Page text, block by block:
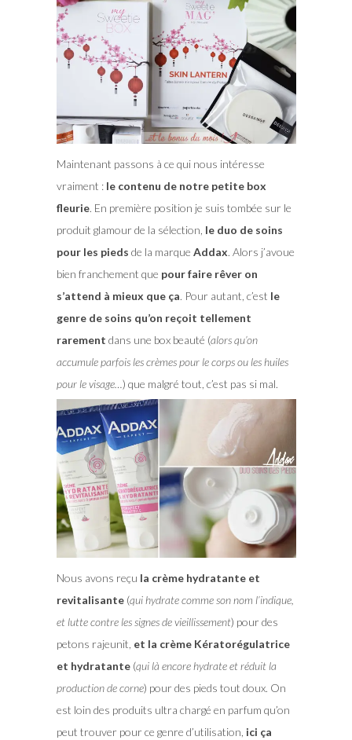
Maintenant passons à ce qui nous intéresse
vraiment :le contenu de notre petite box
fleurie. En première position je suis tombée sur le
produit glamour de la sélection, le duo de soins
pour les pieds de la marque Addax. Alors j’avoue
bien franchement que pour faire rêver on
s’attend à mieux que ça. Pour autant, c’est le
genre de soins qu’on reçoit tellement
rarement dans une box beauté (alors qu’on
accumule parfois les crèmes pour le corps ou les huiles
pour le visage…) que malgré tout, c’est pas si mal.
Nous avons reçu la crème hydratante et
revitalisante(qui hydrate comme son nom l’indique,
et lutte contre les signes de vieillissement) pour des
petons rajeunit, et la crème Kératorégulatrice
et hydratante(qui là encore hydrate et réduit la
production de corne) pour des pieds tout doux. On
est loin des produits ultra chargé en parfum qu’on
peut trouver pour ce genre d’utilisation, ici ça